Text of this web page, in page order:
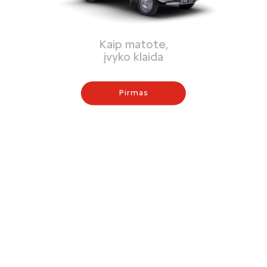
Kaip matote,
įvyko klaida
Pirmas